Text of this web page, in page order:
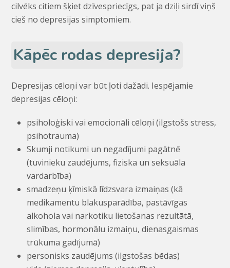
cilvēks citiem šķiet dzīvespriecīgs, pat ja dziļi sirdī viņš
cieš no depresijas simptomiem.
Kāpēc rodas depresija?
Depresijas cēloņi var būt ļoti dažādi. Iespējamie
depresijas cēloņi:
psiholoģiski vai emocionāli cēloņi (ilgstošs stress,
psihotrauma)
Skumji notikumi un negadījumi pagātnē
(tuvinieku zaudējums, fiziska un seksuāla
vardarbība)
smadzeņu ķīmiskā līdzsvara izmaiņas (kā
medikamentu blakusparādība, pastāvīgas
alkohola vai narkotiku lietošanas rezultātā,
slimības, hormonālu izmaiņu, dienasgaismas
trūkuma gadījumā)
personisks zaudējums (ilgstošas bēdas)